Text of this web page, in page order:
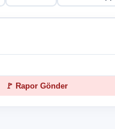
🚩 Rapor Gönder